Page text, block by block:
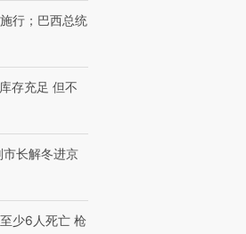
行；巴西总统
存充足 但不
长解冬进京
少6人死亡 枪